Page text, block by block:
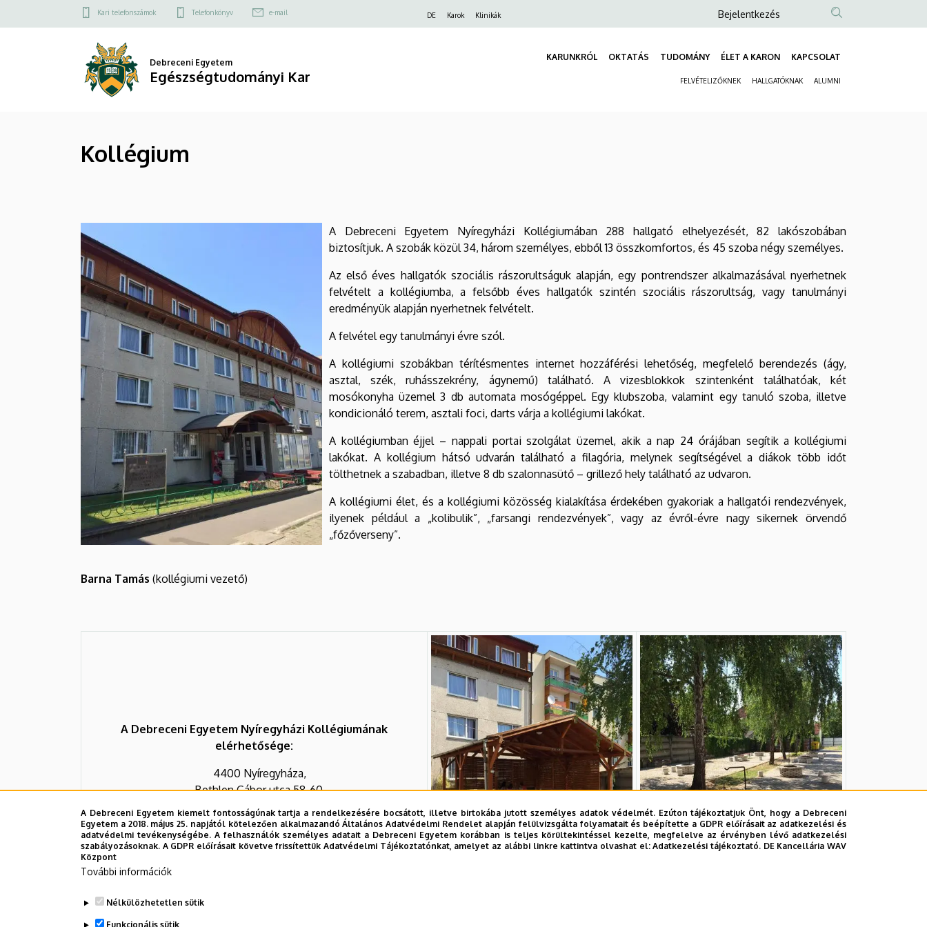
Kollégium
Egészségtudományi
a
Felső
menü
Kari telefonszámok Telefonkönyv e-mail DE Karok Klinikák
Anonim
fiók
menüje
Bejelentkezés
Debreceni Egyetem
Egészségtudományi Kar
KARUNKRÓL OKTATÁS TUDOMÁNY ÉLET A KARON KAPCSOLAT
FELVÉTELIZŐKNEK HALLGATÓKNAK ALUMNI
Kollégium
A Debreceni Egyetem Nyíregyházi Kollégiumában 288 hallgató elhelyezését, 82 lakószobában
biztosítjuk. A szobák közül 34, három személyes, ebből 13 összkomfortos, és 45 szoba négy személyes.
Az első éves hallgatók szociális rászorultságuk alapján, egy pontrendszer alkalmazásával nyerhetnek
felvételt a kollégiumba, a felsőbb éves hallgatók szintén szociális rászorultság, vagy tanulmányi
eredményük alapján nyerhetnek felvételt.
A felvétel egy tanulmányi évre szól.
A kollégiumi szobákban térítésmentes internet hozzáférési lehetőség, megfelelő berendezés (ágy,
asztal, szék, ruhásszekrény, ágynemű) található. A vizesblokkok szintenként találhatóak, két
mosókonyha üzemel 3 db automata mosógéppel. Egy klubszoba, valamint egy tanuló szoba, illetve
kondicionáló terem, asztali foci, darts várja a kollégiumi lakókat.
A kollégiumban éjjel – nappali portai szolgálat üzemel, akik a nap 24 órájában segítik a kollégiumi
lakókat. A kollégium hátsó udvarán található a filagória, melynek segítségével a diákok több időt
tölthetnek a szabadban, illetve 8 db szalonnasütő – grillező hely található az udvaron.
A kollégiumi élet, és a kollégiumi közösség kialakítása érdekében gyakoriak a hallgatói rendezvények,
ilyenek például a „kolibulik”, „farsangi rendezvények”, vagy az évről-évre nagy sikernek örvendő
„főzőverseny”.
Barna Tamás (kollégiumi vezető)
A Debreceni Egyetem Nyíregyházi Kollégiumának
elérhetősége:
4400 Nyíregyháza,
Bethlen Gábor utca 58-60.
Tel.: (42)/310-606
A Debreceni Egyetem kiemelt fontosságúnak tartja a rendelkezésére bocsátott, illetve birtokába jutott személyes adatok védelmét. Ezúton tájékoztatjuk Önt, hogy a Debreceni
Egyetem a 2018. május 25. napjától kötelezően alkalmazandó Általános Adatvédelmi Rendelet alapján felülvizsgálta folyamatait és beépítette a GDPR előírásait az adatkezelési és
adatvédelmi tevékenységébe. A felhasználók személyes adatait a Debreceni Egyetem korábban is teljes körültekintéssel kezelte, megfelelve az érvényben lévő adatkezelési
szabályozásoknak. A GDPR előírásait követve frissítettük Adatvédelmi Tájékoztatónkat, amelyet az alábbi linkre kattintva olvashat el:Adatkezelési tájékoztató. DE Kancellária WAV
Központ
További információk
Nélkülözhetetlen sütik
Funkcionális sütik